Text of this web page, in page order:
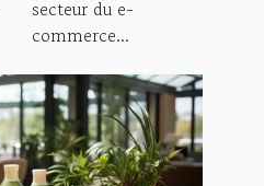
secteur du e-
commerce...